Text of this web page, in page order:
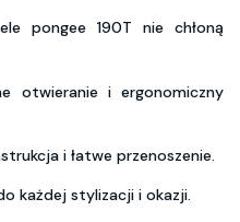
pongee 190T nie chłoną
otwieranie i ergonomiczny
i łatwe przenoszenie.
każdej stylizacji i okazji.